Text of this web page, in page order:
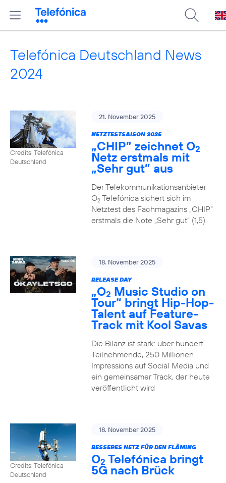
Telefónica Deutschland News
2024
Credits: Telefónica
Deutschland
21. November 2025
NETZTESTSAISON 2025
„CHIP” zeichnet O2
Netz erstmals mit
„Sehr gut” aus
Der Telekommunikationsanbieter
O2Telefónica sichert sich im
Netztest des Fachmagazins „CHIP”
erstmals die Note „Sehr gut“ (1,5).
18. November 2025
RELEASE DAY
„O2 Music Studio on
Tour“ bringt Hip-Hop-
Talent auf Feature-
Track mit Kool Savas
Die Bilanz ist stark: über hundert
Teilnehmende, 250 Millionen
Impressions auf Social Media und
ein gemeinsamer Track, der heute
veröffentlicht wird
Credits: Telefónica
Deutschland
18. November 2025
BESSERES NETZ FÜR DEN FLÄMING
O2 Telefónica bringt
5G nach Brück